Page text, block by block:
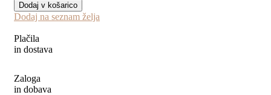
Dodaj v košarico
Dodaj na seznam želja
Plačila
in dostava
Zaloga
in dobava